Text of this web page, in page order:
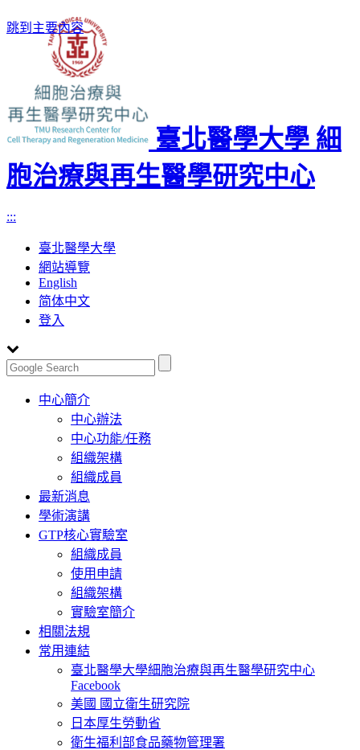
跳到主要內容
臺北醫學大學 細
胞治療與再生醫學研究中心
:::
臺北醫學大學
網站導覽
English
简体中文
登入
Toggle
navigation
中心簡介
中心辦法
中心功能/任務
組織架構
組織成員
最新消息
學術演講
GTP核心實驗室
組織成員
使用申請
組織架構
實驗室簡介
相關法規
常用連結
臺北醫學大學細胞治療與再生醫學研究中心
Facebook
美國 國立衛生研究院
日本厚生勞動省
衛生福利部食品藥物管理署